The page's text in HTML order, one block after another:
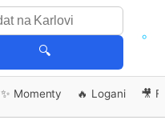
🔍
✨ Momenty 🔥 Logani 🎥